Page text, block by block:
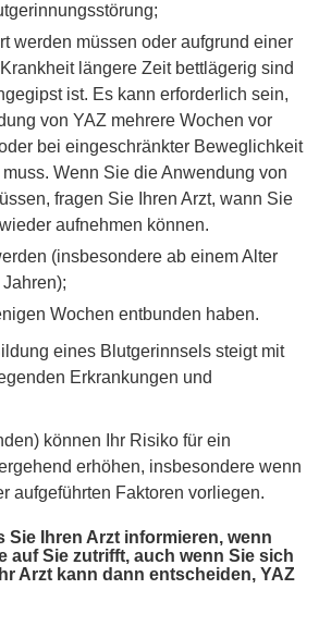
werden müssen oder aufgrund einer
längere Zeit bettlägerig sind
ist. Es kann erforderlich sein,
von YAZ mehrere Wochen vor
bei eingeschränkter Beweglichkeit
Wenn Sie die Anwendung von
fragen Sie Ihren Arzt, wann Sie
aufnehmen können.
(insbesondere ab einem Alter
Wochen entbunden haben.
eines Blutgerinnsels steigt mit
Erkrankungen und
können Ihr Risiko für ein
erhöhen, insbesondere wenn
aufgeführten Faktoren vorliegen.
Sie Ihren Arzt informieren, wenn
auf Sie zutrifft, auch wenn Sie sich
Arzt kann dann entscheiden, YAZ